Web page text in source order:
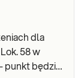
dla
58 w